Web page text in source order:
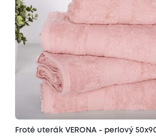
Froté uterák VERONA - perlový